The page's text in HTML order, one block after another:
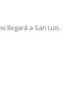
llegará a San Luis.